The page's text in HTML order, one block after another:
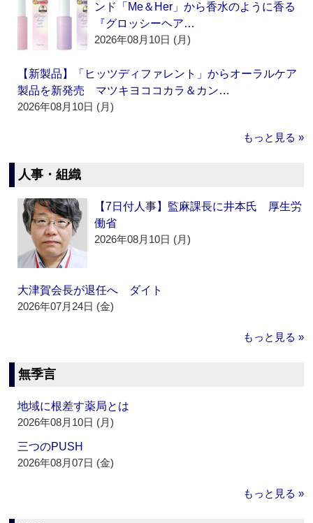
ンド「Me＆Her」から香水のように香る
『グロッシーヘア…
2026年08月10日 (月)
【新製品】「ヒッツディファレント」からオーラルケア
製品を新発売 マツキヨココカラ＆カン…
2026年08月10日 (月)
もっと見る »
人事・組織
【7日付人事】監麻課長に井本氏 厚生労
働省
2026年08月10日 (月)
大津賀会長が退任へ ダイト
2026年07月24日 (金)
もっと見る »
無季言
地域に根差す薬局とは
2026年08月10日 (月)
三つのPUSH
2026年08月07日 (金)
もっと見る »